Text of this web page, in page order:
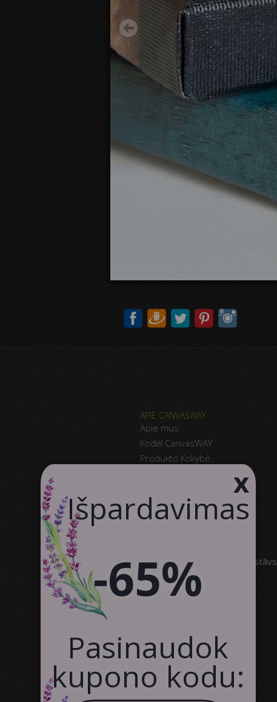
APIE CANVASWAY
Apie mus
Kodėl CanvasWAY
Produkto Kokybė
Bendradarbiavimas
Brīvības gatve 323, Rīga, 3.stāvs
info@canvasway.com
+371 27071150
x
Išpardavimas
-65%
Pasinaudok
kupono kodu: